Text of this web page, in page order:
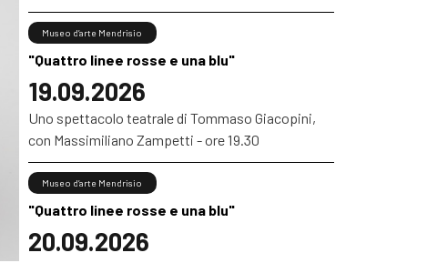
"Quattro linee rosse e una blu"
19.09.2026
Museo d’arte Mendrisio
Uno spettacolo teatrale di Tommaso Giacopini,
con Massimiliano Zampetti - ore 19.30
"Quattro linee rosse e una blu"
20.09.2026
Museo d’arte Mendrisio